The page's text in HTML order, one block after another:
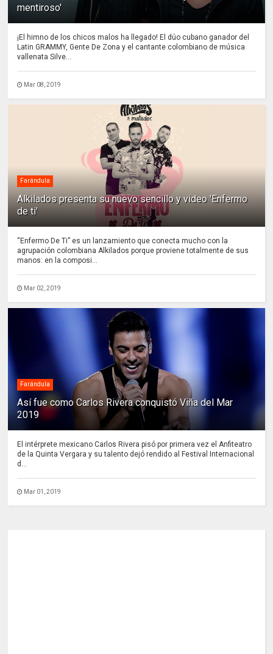
mentiroso'
¡El himno de los chicos malos ha llegado! El dúo cubano ganador del
Latin GRAMMY, Gente De Zona y el cantante colombiano de música
vallenata Silve...
Mar 08, 2019
Farándula
Alkilados presenta su nuevo sencillo y video 'Enfermo
de ti'
“Enfermo De Ti” es un lanzamiento que conecta mucho con la
agrupación colombiana Alkilados porque proviene totalmente de sus
manos: en la composi...
Mar 02, 2019
Farándula
Así fue como Carlos Rivera conquistó Viña del Mar
2019
El intérprete mexicano Carlos Rivera pisó por primera vez el Anfiteatro
de la Quinta Vergara y su talento dejó rendido al Festival Internacional
d...
Mar 01, 2019